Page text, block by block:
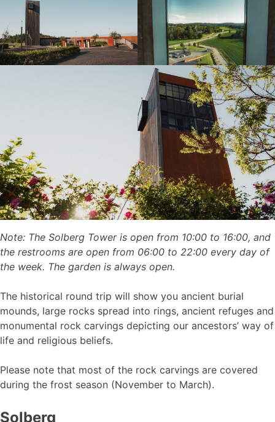
Note: The Solberg Tower is open from 10:00 to 16:00, and
the restrooms are open from 06:00 to 22:00 every day of
the week. The garden is always open.
The historical round trip will show you ancient burial
mounds, large rocks spread into rings, ancient refuges and
monumental rock carvings depicting our ancestors’ way of
life and religious beliefs.
Please note that most of the rock carvings are covered
during the frost season (November to March).
Solberg